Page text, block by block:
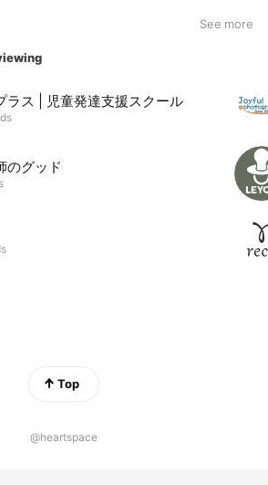
See more
ラス | 児童発達支援スクール
のグッド
Top
@heartspace